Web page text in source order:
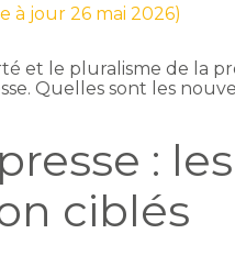
à jour 26 mai 2026)
et le pluralisme de la
Quelles sont les
:
ciblés